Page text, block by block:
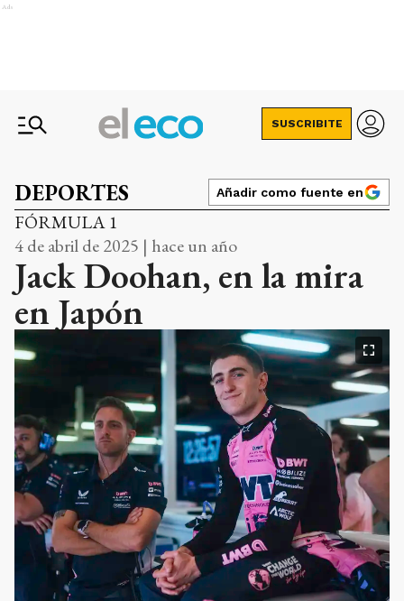
Ads
SUSCRIBITE
DEPORTES Añadir como fuente en
FÓRMULA 1
4 de abril de 2025 | hace un año
Jack Doohan, en la mira
en Japón